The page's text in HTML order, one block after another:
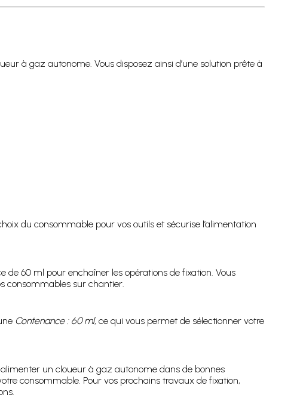
à gaz autonome. Vous disposez ainsi d’une solution prête à
du consommable pour vos outils et sécurise l’alimentation
60 ml pour enchaîner les opérations de fixation. Vous
consommables sur chantier.
Contenance : 60 ml, ce qui vous permet de sélectionner votre
un cloueur à gaz autonome dans de bonnes
consommable. Pour vos prochains travaux de fixation,